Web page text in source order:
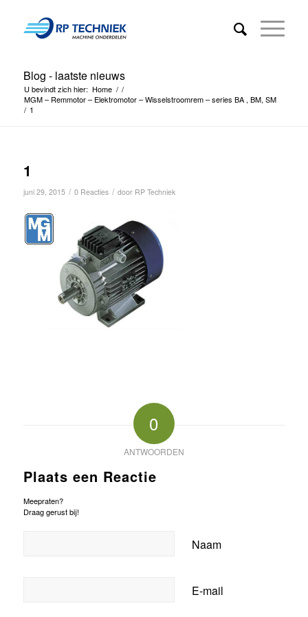
Blog - laatste nieuws
U bevindt zich hier: Home / /
MGM – Remmotor – Elektromotor – Wisselstroomrem – series BA , BM, SM
/ 1
1
juni 29, 2015 / 0 Reacties / door RP Techniek
0
ANTWOORDEN
Plaats een Reactie
Meepraten?
Draag gerust bij!
Naam
E-mail